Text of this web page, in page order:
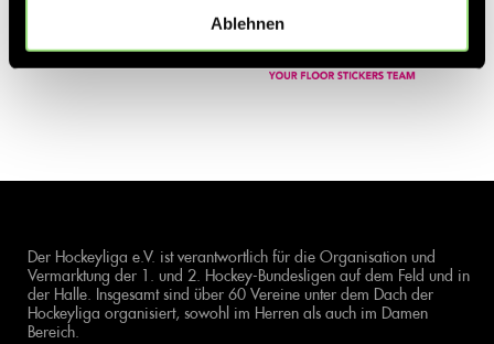
Ablehnen
Der Hockeyliga e.V. ist verantwortlich für die Organisation und
Vermarktung der 1. und 2. Hockey-Bundesligen auf dem Feld und in
der Halle. Insgesamt sind über 60 Vereine unter dem Dach der
Hockeyliga organisiert, sowohl im Herren als auch im Damen
Bereich.